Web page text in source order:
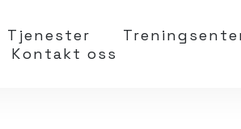
Tjenester
Kontakt oss